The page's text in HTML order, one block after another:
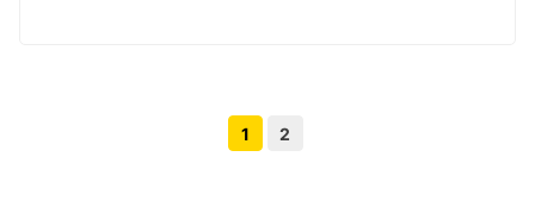
Vorige pagina knop
1 2